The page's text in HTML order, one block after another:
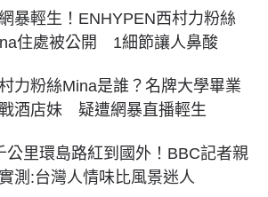
暴輕生！ENHYPEN西村力粉絲
住處被公開 1細節讓人鼻酸
力粉絲Mina是誰？名牌大學畢業
酒店妹 疑遭網暴直播輕生
公里環島路紅到國外！BBC記者親
測:台灣人情味比風景迷人